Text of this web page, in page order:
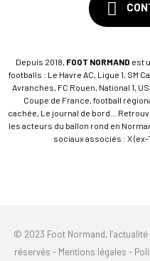
Depuis 2018, FOOT NORMAND est
footballs : Le Havre AC, Ligue 1, SM
Avranches, FC Rouen, National 1,
Coupe de France, football
cachée, Le journal de bord...
les acteurs du ballon rond en
sociaux associés : X
© 2023 Foot Normand,
réservés - Mentions légales -